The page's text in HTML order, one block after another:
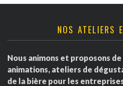
NOS ATELIERS
Nous animons et proposons
animations, ateliers de
de la bière pour les